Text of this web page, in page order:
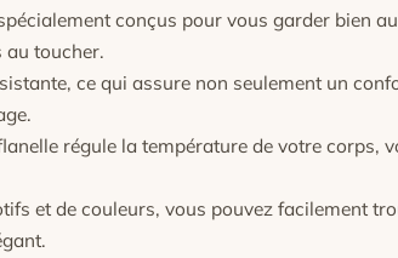
conçus pour vous garder bien au
au toucher.
ce qui assure non seulement un
régule la température de votre corps,
et de couleurs, vous pouvez facilement